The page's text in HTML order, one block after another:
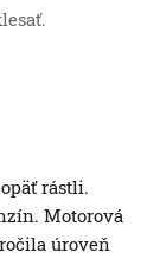
rástli.
Motorová
úroveň